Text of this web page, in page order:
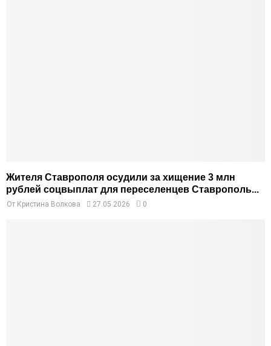
Жителя Ставрополя осудили за хищение 3 млн
рублей соцвыплат для переселенцев Ставрополь...
От Кристина Волкова 27.05.2026 0